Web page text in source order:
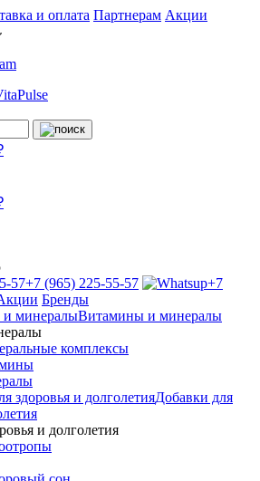
и оплата Партнерам Акции
+7 (965) 225-55-57
+7
Бренды
Витамины и минералы
комплексы
Добавки для
и долголетия